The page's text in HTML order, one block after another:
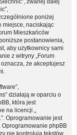
poniżej
miejsce, naciskając
Mieszkańców
postanowienia,
aby użytkownicy sami
z witryny „Forum
że akceptujesz
działają w oparciu o
która jest
na licencji „
Oprogramowanie jest
. Oprogramowanie phpBB
nie kontrolują tekstów